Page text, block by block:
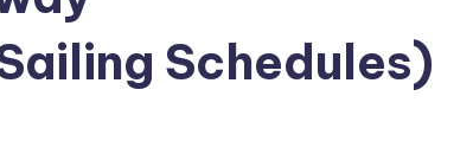
Schedules)